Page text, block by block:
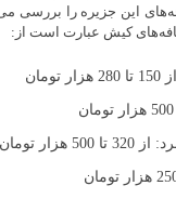
این جزیره را بررسی
کیش عبارت است از:
از 150 تا 280 هزار تومان
از 320 تا 500 هزار تومان